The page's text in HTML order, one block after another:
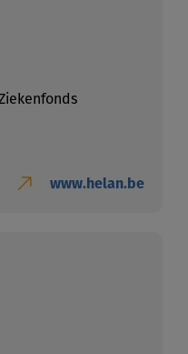
www.helan.be